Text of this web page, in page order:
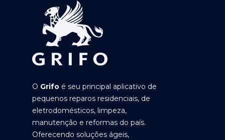
O Grifo é seu principal aplicativo de
pequenos reparos residenciais, de
eletrodomésticos, limpeza,
manutenção e reformas do país.
Oferecendo soluções ágeis,